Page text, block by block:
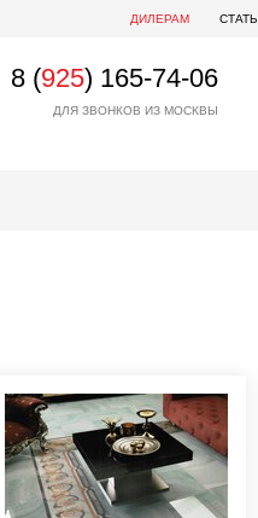
ДИЛЕРАМ
8 (925) 165-74-06
ДЛЯ ЗВОНКОВ ИЗ МОСКВЫ